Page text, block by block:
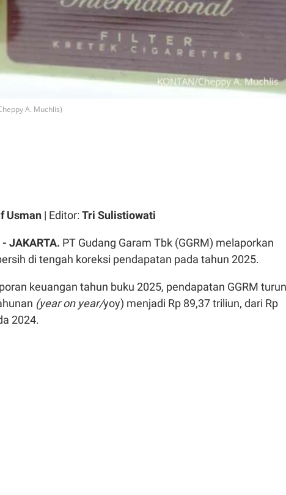
A. Muchlis)
Usman | Editor: Tri Sulistiowati
- JAKARTA. PT Gudang Garam Tbk (GGRM) melaporkan
di tengah koreksi pendapatan pada tahun 2025.
keuangan tahun buku 2025, pendapatan GGRM turun
(year on year/yoy) menjadi Rp 89,37 triliun, dari Rp
2024.